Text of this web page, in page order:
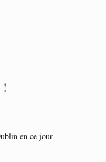
!
en ce jour